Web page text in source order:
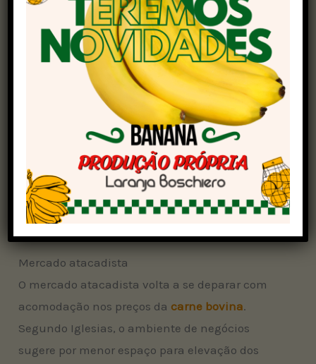
expectativa daqui até o final do mês é de
continuidade deste movimento, o único ponto
de suporte está no forte ritmo de embarques, o
que tem sido o grande destaque sob o prisma da
demanda em 2025”, disse.
São Paulo:R$ 311,25
Goiás:R$ 293,75
Minas Gerais:R$ 298,24
Mato Grosso do Sul:R$ 303,86
Mato Grosso:
Mercado atacadista
O mercado atacadista volta a se deparar com
acomodação nos preços da carne bovina.
Segundo Iglesias, o ambiente de negócios
sugere por menor espaço para elevação dos